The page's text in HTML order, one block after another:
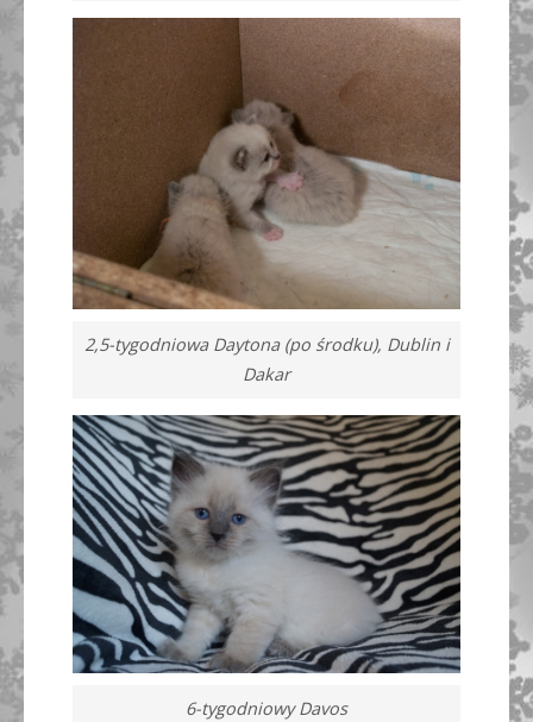
2,5-tygodniowa Daytona (po środku), Dublin i
Dakar
6-tygodniowy Davos